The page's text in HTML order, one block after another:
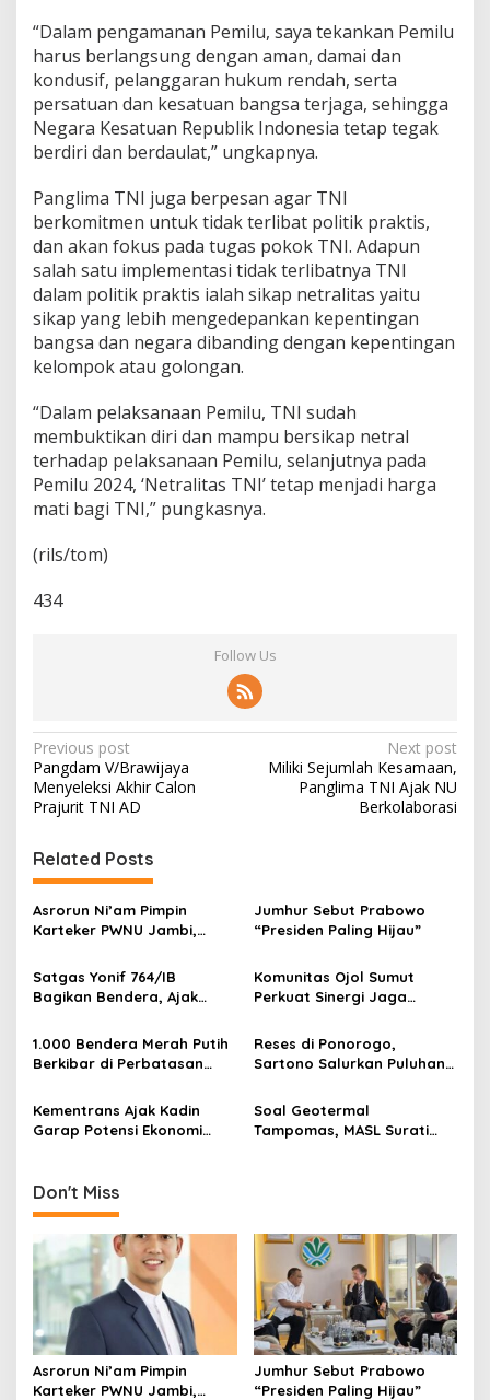
“Dalam pengamanan Pemilu, saya tekankan Pemilu
harus berlangsung dengan aman, damai dan
kondusif, pelanggaran hukum rendah, serta
persatuan dan kesatuan bangsa terjaga, sehingga
Negara Kesatuan Republik Indonesia tetap tegak
berdiri dan berdaulat,” ungkapnya.
Panglima TNI juga berpesan agar TNI
berkomitmen untuk tidak terlibat politik praktis,
dan akan fokus pada tugas pokok TNI. Adapun
salah satu implementasi tidak terlibatnya TNI
dalam politik praktis ialah sikap netralitas yaitu
sikap yang lebih mengedepankan kepentingan
bangsa dan negara dibanding dengan kepentingan
kelompok atau golongan.
“Dalam pelaksanaan Pemilu, TNI sudah
membuktikan diri dan mampu bersikap netral
terhadap pelaksanaan Pemilu, selanjutnya pada
Pemilu 2024, ‘Netralitas TNI’ tetap menjadi harga
mati bagi TNI,” pungkasnya.
(rils/tom)
434
Follow Us
P
o
s
t
n
a
v
i
g
t
o
Previous post
Pangdam V/Brawijaya
Menyeleksi Akhir Calon
Prajurit TNI AD
Next post
Miliki Sejumlah Kesamaan,
Panglima TNI Ajak NU
Berkolaborasi
Related Posts
Asrorun Ni’am Pimpin
Karteker PWNU Jambi,
Muda Visioner untuk Abad
Kedua NU
Jumhur Sebut Prabowo
“Presiden Paling Hijau”
Satgas Yonif 764/IB
Bagikan Bendera, Ajak
HUT RI
Komunitas Ojol Sumut
Perkuat Sinergi Jaga
1.000 Bendera Merah Putih
Berkibar di Perbatasan
Reses di Ponorogo,
Sartono Salurkan Puluhan
Kementrans Ajak Kadin
Garap Potensi Ekonomi
Soal Geotermal
Tampomas, MASL Surati
Don't Miss
Asrorun Ni’am Pimpin
Karteker PWNU Jambi,
Jumhur Sebut Prabowo
“Presiden Paling Hijau”